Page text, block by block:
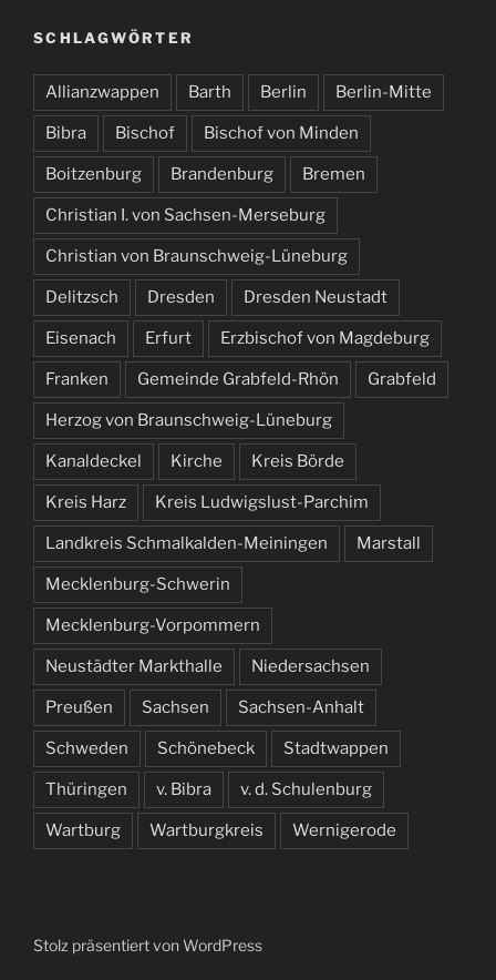
SCHLAGWÖRTER
Allianzwappen Barth Berlin Berlin-Mitte
Bibra Bischof Bischof von Minden
Boitzenburg Brandenburg Bremen
Christian I. von Sachsen-Merseburg
Christian von Braunschweig-Lüneburg
Delitzsch Dresden Dresden Neustadt
Eisenach Erfurt Erzbischof von Magdeburg
Franken Gemeinde Grabfeld-Rhön Grabfeld
Herzog von Braunschweig-Lüneburg
Kanaldeckel Kirche Kreis Börde
Kreis Harz Kreis Ludwigslust-Parchim
Landkreis Schmalkalden-Meiningen Marstall
Mecklenburg-Schwerin
Mecklenburg-Vorpommern
Neustädter Markthalle Niedersachsen
Preußen Sachsen Sachsen-Anhalt
Schweden Schönebeck Stadtwappen
Thüringen v. Bibra v. d. Schulenburg
Wartburg Wartburgkreis Wernigerode
Stolz präsentiert von WordPress